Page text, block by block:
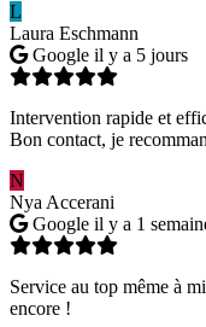
L
Laura Eschmann
Google il y a 5 jours
Intervention rapide et
Bon contact, je
N
Nya Accerani
Google il y a 1
Service au top même à
encore !